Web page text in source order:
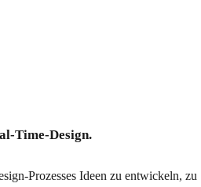
Time-Design.
Prozesses Ideen zu entwickeln, zu